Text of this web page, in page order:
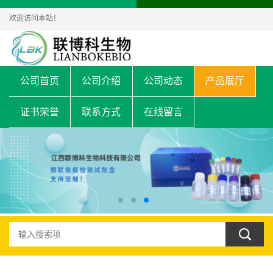
欢迎访问本站！
公司首页 公司介绍 公司动态 产品展厅
证书荣誉 联系方式 在线留言